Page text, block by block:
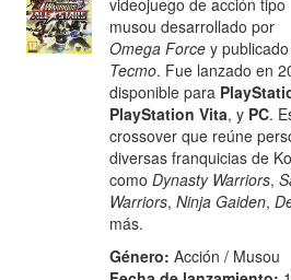
musou desarrollado por
Omega Force y
Tecmo. Fue lanzado en
disponible para
PlayStation Vita, y PC.
crossover que reúne
diversas franquicias de
comoDynasty Warriors,
Warriors,Ninja Gaiden,
más.
Género: Acción / Musou